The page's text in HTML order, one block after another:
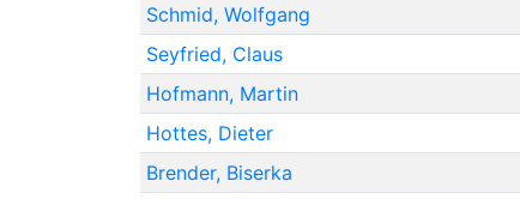
Schmid, Wolfgang
Seyfried, Claus
Hofmann, Martin
Hottes, Dieter
Brender, Biserka